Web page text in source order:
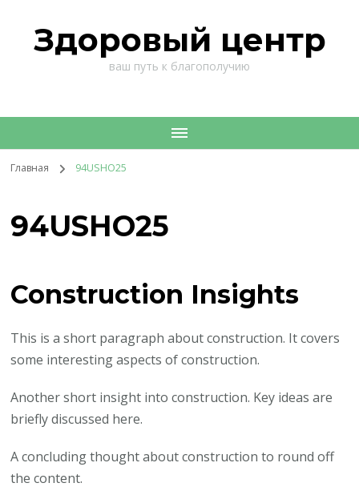
Здоровый центр
ваш путь к благополучию
Главная 94USHO25
94USHO25
Construction Insights
This is a short paragraph about construction. It covers
some interesting aspects of construction.
Another short insight into construction. Key ideas are
briefly discussed here.
A concluding thought about construction to round off
the content.